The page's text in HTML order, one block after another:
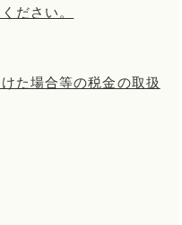
ださい。
た場合等の税金の取扱